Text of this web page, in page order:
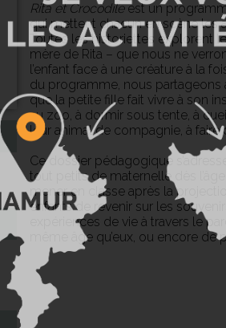
Rita et Crocodileest un
qui mettent chacun en scène les
Toutes les historiettes explorent
mère de Rita – que nous ne
l’enfant face à une créature à la
du programme, nous
que la petite fille fait vivre à son
au zoo, à dormir sous tente, à
leur animal de compagnie, à faire
Ce dossier pédagogique
tout petits de maternelle dès
mener en classe après la
enfants de revenir sur les
expériences de vie à travers le
même âge qu’eux, ou encore